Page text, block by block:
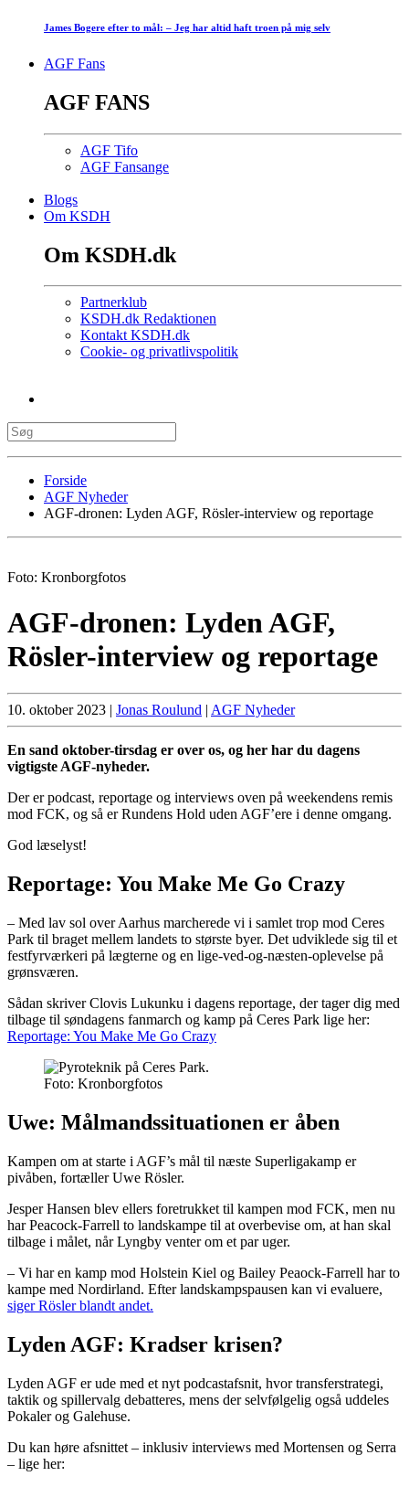
James Bogere efter to mål: – Jeg har altid haft troen på mig selv
AGF Fans
AGF FANS
AGF Tifo
AGF Fansange
Blogs
Om KSDH
Om KSDH.dk
Partnerklub
KSDH.dk Redaktionen
Kontakt KSDH.dk
Cookie- og privatlivspolitik
Forside
AGF Nyheder
AGF-dronen: Lyden AGF, Rösler-interview og reportage
Foto: Kronborgfotos
AGF-dronen: Lyden AGF,
Rösler-interview og reportage
10. oktober 2023 | Jonas Roulund | AGF Nyheder
En sand oktober-tirsdag er over os, og her har du dagens
vigtigste AGF-nyheder.
Der er podcast, reportage og interviews oven på weekendens remis
mod FCK, og så er Rundens Hold uden AGF’ere i denne omgang.
God læselyst!
Reportage: You Make Me Go Crazy
– Med lav sol over Aarhus marcherede vi i samlet trop mod Ceres
Park til braget mellem landets to største byer. Det udviklede sig til et
festfyrværkeri på lægterne og en lige-ved-og-næsten-oplevelse på
grønsværen.
Sådan skriver Clovis Lukunku i dagens reportage, der tager dig med
tilbage til søndagens fanmarch og kamp på Ceres Park lige her:
Reportage: You Make Me Go Crazy
Foto: Kronborgfotos
Uwe: Målmandssituationen er åben
Kampen om at starte i AGF’s mål til næste Superligakamp er
pivåben, fortæller Uwe Rösler.
Jesper Hansen blev ellers foretrukket til kampen mod FCK, men nu
har Peacock-Farrell to landskampe til at overbevise om, at han skal
tilbage i målet, når Lyngby venter om et par uger.
– Vi har en kamp mod Holstein Kiel og Bailey Peaock-Farrell har to
kampe med Nordirland. Efter landskampspausen kan vi evaluere,
siger Rösler blandt andet.
Lyden AGF: Kradser krisen?
Lyden AGF er ude med et nyt podcastafsnit, hvor transferstrategi,
taktik og spillervalg debatteres, mens der selvfølgelig også uddeles
Pokaler og Galehuse.
Du kan høre afsnittet – inklusiv interviews med Mortensen og Serra
– lige her: